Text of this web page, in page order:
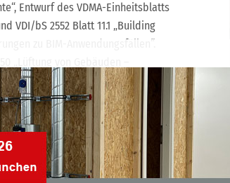
Entwurf des VDMA-Einheitsblatts
VDI/bS 2552 Blatt 11.1 „Building
zu BIM-Anwendungsfällen“.
Normenwesen – Oktober 2021“ mit
cci137512.
Verordnungen und Gesetzen